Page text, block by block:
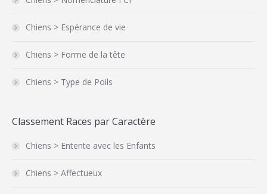
Chiens > Espérance de vie
Chiens > Forme de la tête
Chiens > Type de Poils
Classement Races par Caractère
Chiens > Entente avec les Enfants
Chiens > Affectueux